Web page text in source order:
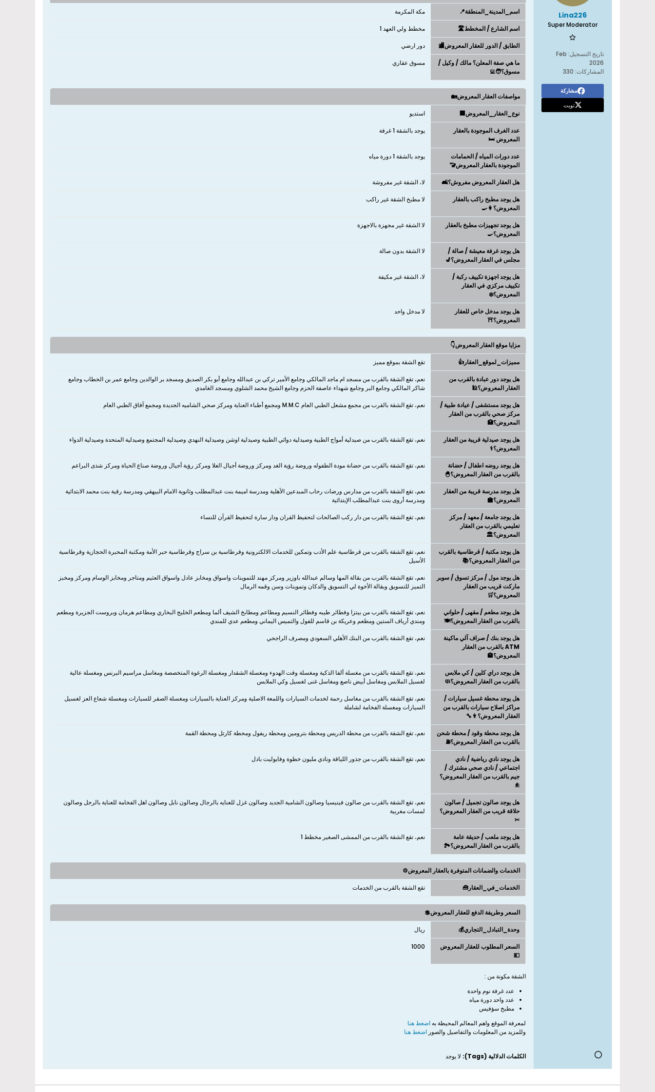
Lina226
Super Moderator
تاريخ التسجيل: Feb
2026
المشاركات: 330
مشاركة
تويت
اسم_المدينة_المنطقة📍 مكة المكرمة
اسم الشارع / المخطط🛣️ مخطط ولي العهد 1
الطابق / الدور للعقار المعروض🏬 دور ارضي
ما هي صفة المعلن؟ مالك / وكيل /
مسوق؟🧑‍💻
مسوق عقاري
مواصفات العقار المعروض🏡
نوع_العقار_المعروض🏢 استديو
عدد الغرف الموجودة بالعقار
المعروض 🛏️
يوجد بالشقة 1 غرفة
عدد دورات المياه / الحمامات
الموجودة بالعقار المعروض🚾
يوجد بالشقة 1 دورة مياه
هل العقار المعروض مفروش؟🛋️ لا، الشقة غير مفروشة
هل يوجد مطبخ راكب بالعقار
المعروض؟👩‍🍳
لا مطبخ الشقة غير راكب
هل يوجد تجهيزات مطبخ بالعقار
المعروض؟🍳
لا الشقة غير مجهزة بالاجهزة
هل يوجد غرفة معيشة / صالة /
مجلس في العقار المعروض؟💺
لا الشقة بدون صالة
هل يوجد اجهزة تكييف ركبة /
تكييف مركزي في العقار
المعروض؟❄️
لا، الشقة غير مكيفة
هل يوجد مدخل خاص للعقار
المعروض؟⛩️
لا مدخل واحد
مزايا موقع العقار المعروض👇
مميزات_لموقع_العقار👍 تقع الشقة بموقع مميز
هل يوجد دور عبادة بالقرب من
العقار المعروض؟🕌
نعم، تقع الشقة بالقرب من مسجد ام ماجد المالكي وجامع الأمير تركي بن عبدالله وجامع أبو بكر الصديق ومسجد بر الوالدين وجامع عمر بن الخطاب وجامع
شاكر المالكي وجامع البر وجامع شهداء عاصفة الحزم وجامع الشيخ محمد الشلوي ومسجد الغامدي
هل يوجد مستشفى / عيادة طبية /
مركز صحي بالقرب من العقار
المعروض؟🏥
نعم، تقع الشقة بالقرب من مجمع مشعل الطبي العام M.M.C ومجمع أطباء العناية ومركز صحي الشاميه الجديدة ومجمع آفاق الطبي العام
هل يوجد صيدلية قريبة من العقار
المعروض؟⚕️
نعم، تقع الشقة بالقرب من صيدلية أمواج الطبية وصيدلية دوائي الطبية وصيدلية اوشن وصيدلية النهدي وصيدلية المجتمع وصيدلية المتحدة وصيدلية الدواء
هل يوجد روضه اطفال / حضانة
بالقرب من العقار المعروض؟🐣
نعم، تقع الشقة بالقرب من حضانة مودة الطفوله وروضة رؤية الغد ومركز وروضة أجيال العلا ومركز رؤية أجيال وروضة صناع الحياة ومركز شذى البراعم
هل يوجد مدرسة قريبة من العقار
المعروض؟🏫
نعم، تقع الشقة بالقرب من مدارس ورضات رحاب المبدعين الأهلية ومدرسة اميمة بنت عبدالمطلب وثانوية الامام البيهقي ومدرسة رقية بنت محمد الابتدائية
ومدرسة أروى بنت عبدالمطلب الإبتدائية
هل يوجد جامعة / معهد / مركز
تعليمي بالقرب من العقار
المعروض؟🏛️
نعم، تقع الشقة بالقرب من دار ركب الصالحات لتحفيظ القران ودار سارة لتحفيظ القرآن للنساء
هل يوجد مكتبة / قرطاسية بالقرب
من العقار المعروض؟📚
نعم، تقع الشقة بالقرب من قرطاسية علم الأدب وتمكين للخدمات الالكترونية وقرطاسية بن سراج وقرطاسية حبر الأمة ومكتبة المحبرة الحجازية وقرطاسية
الأسيل
هل يوجد مول / مركز تسوق / سوبر
ماركت قريب من العقار
المعروض؟🛒
نعم، ​​​​​​​تقع الشقة بالقرب من بقالة المها وسالم عبدالله باوزير ومركز مهند للتموينات واسواق ومخابز عادل واسواق العثيم ومتاجر ومخابز الوسام ومركز ومخبز
التميز للتسويق وبقالة الأخوة لي التسويق والدكان وتموينات وسن وقمه الرمال
هل يوجد مطعم / مقهى / حلواني
بالقرب من العقار المعروض؟🍽️
نعم، ​​​​​​​تقع الشقة بالقرب من بيتزا وفطائر طيبه وفطائر النسيم ومطاعم ومطابخ الشيف ألما ومطعم الخليج البخاري ومطاعم هرمان وبروست الجزيرة ومطعم
ومندي أرياف الستين ومطعم وعريكة بن قاسم للفول والتميس اليماني ومطعم عدي للمندي
هل يوجد بنك / صراف آلي ماكينة
ATM بالقرب من العقار
المعروض؟🏦
نعم، تقع الشقة بالقرب من البنك الأهلي السعودي ومصرف الراجحي
هل يوجد دراي كلين / كي ملابس
بالقرب من العقار المعروض؟🧼
نعم، تقع الشقة بالقرب من مغسلة ألفا الذكية ومغسلة وقت الهدوء ومغسلة الشقدار ومغسلة الرغوة المتخصصة ومغاسل مراسيم البرنس ومغسلة عالية
لغسيل الملابس ومغاسل أبيض ناصع ومغاسل غنى لغسيل وكي الملابس
هل يوجد محطة غسيل سيارات /
مراكز اصلاح سيارات بالقرب من
العقار المعروض؟👨‍🔧
نعم، تقع الشقة بالقرب من مغاسل رحمة لخدمات السيارات واللمعة الاصلية ومركز العناية بالسيارات ومغسلة الصقر للسيارات ومغسلة شعاع العز لغسيل
السيارات ومغسلة الفخامة لشاملة
هل يوجد محطة وقود / محطة شحن
بالقرب من العقار المعروض؟⛽
نعم، تقع الشقة بالقرب من محطة الدريس ومحطة بترومين ومحطة ريفول ومحطة كارتل ومحطة القمة
هل يوجد نادي رياضية / نادي
اجتماعي / نادي صحي مشترك /
جيم بالقرب من العقار المعروض؟
⛹
نعم، تقع الشقة بالقرب من جذور اللياقة ونادي مليون خطوة وفايوليت بادل
هل يوجد صالون تجميل / صالون
حلاقة قريب من العقار المعروض؟
✂
نعم، تقع الشقة بالقرب من صالون فينيسيا وصالون الشامية الجديد وصالون غزل للعنايه بالرجال وصالون نابل وصالون اهل الفخامة للعناية بالرجل وصالون
لمسات مغربية
هل يوجد ملعب / حديقة عامة
بالقرب من العقار المعروض؟🏞️
نعم، تقع الشقة بالقرب من الممشى الصغير مخطط 1
الخدمات والضمانات المتوفرة بالعقار المعروض⚙️
الخدمات_في_العقار🧰 تقع الشقة بالقرب من الخدمات
السعر وطريفة الدفع للعقار المعروض💲
وحدة_التبادل_التجاري💰 ريال
السعر المطلوب للعقار المعروض
💵
1000
الشقة مكونة من :
عدد غرفة نوم واحدة
عدد واحد دورة مياه
مطبخ سؤفيس
لمعرفة الموقع واهم المعالم المحيطة بهاضغط هنا
وللمزيد من المعلومات والتفاصيل والصور اضغط هنا
الكلمات الدلالية (Tags): لا يوجد